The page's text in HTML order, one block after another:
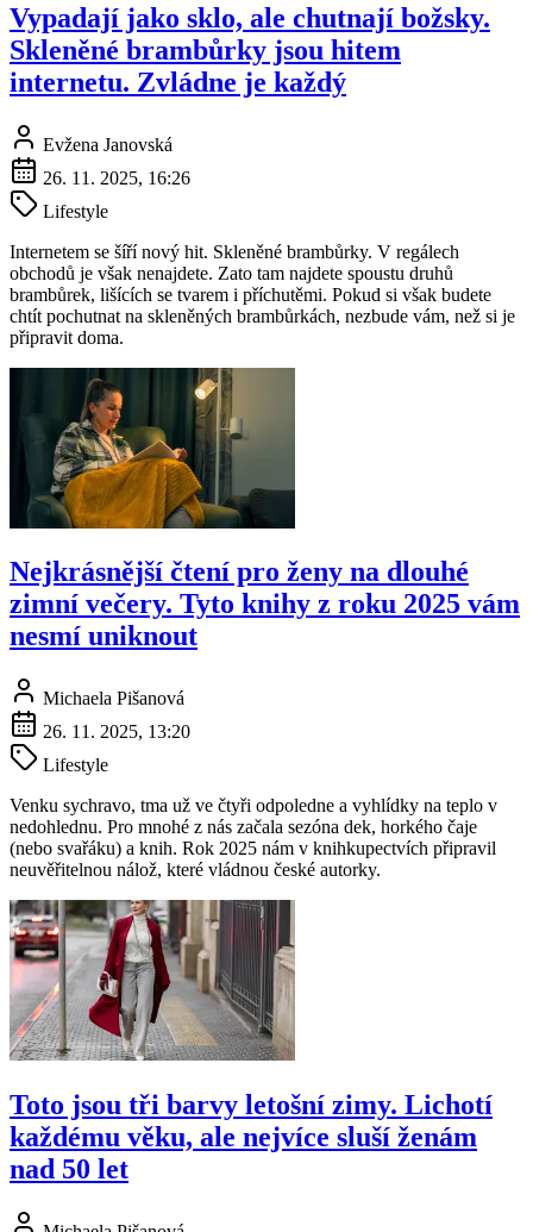
Vypadají jako sklo, ale chutnají božsky.
Skleněné brambůrky jsou hitem
internetu. Zvládne je každý
Evžena Janovská
26. 11. 2025, 16:26
Lifestyle
Internetem se šíří nový hit. Skleněné brambůrky. V regálech
obchodů je však nenajdete. Zato tam najdete spoustu druhů
brambůrek, lišících se tvarem i příchutěmi. Pokud si však budete
chtít pochutnat na skleněných brambůrkách, nezbude vám, než si je
připravit doma.
Nejkrásnější čtení pro ženy na dlouhé
zimní večery. Tyto knihy z roku 2025 vám
nesmí uniknout
Michaela Pišanová
26. 11. 2025, 13:20
Lifestyle
Venku sychravo, tma už ve čtyři odpoledne a vyhlídky na teplo v
nedohlednu. Pro mnohé z nás začala sezóna dek, horkého čaje
(nebo svařáku) a knih. Rok 2025 nám v knihkupectvích připravil
neuvěřitelnou nálož, které vládnou české autorky.
Toto jsou tři barvy letošní zimy. Lichotí
každému věku, ale nejvíce sluší ženám
nad 50 let